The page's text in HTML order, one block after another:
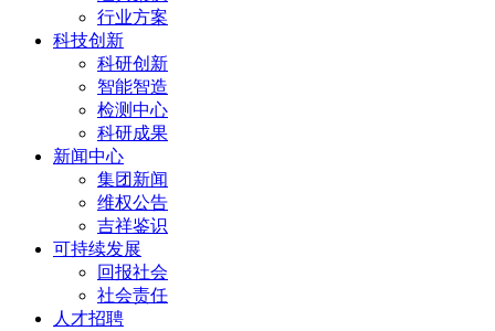
行业方案
科技创新
科研创新
智能智造
检测中心
科研成果
新闻中心
集团新闻
维权公告
吉祥鉴识
可持续发展
回报社会
社会责任
人才招聘